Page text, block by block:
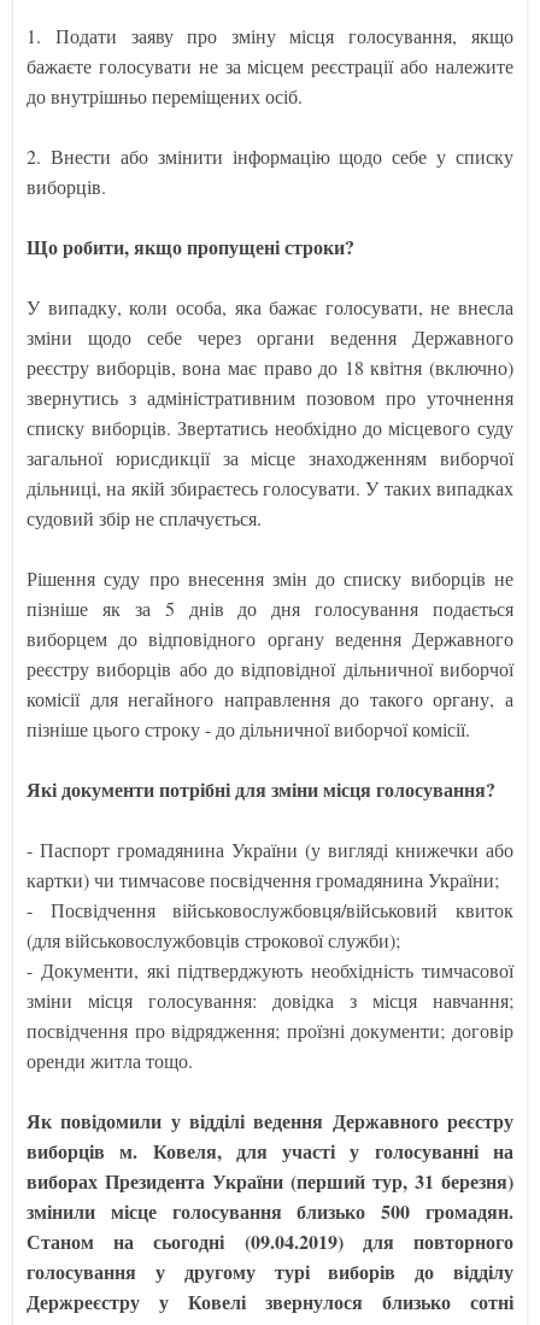
1. Подати заяву про зміну місця голосування, якщо
бажаєте голосувати не за місцем реєстрації або належите
до внутрішньо переміщених осіб.
2. Внести або змінити інформацію щодо себе у списку
виборців.
Що робити, якщо пропущені строки?
У випадку, коли особа, яка бажає голосувати, не внесла
зміни щодо себе через органи ведення Державного
реєстру виборців, вона має право до 18 квітня (включно)
звернутись з адміністративним позовом про уточнення
списку виборців. Звертатись необхідно до місцевого суду
загальної юрисдикції за місце знаходженням виборчої
дільниці, на якій збираєтесь голосувати. У таких випадках
судовий збір не сплачується.
Рішення суду про внесення змін до списку виборців не
пізніше як за 5 днів до дня голосування подається
виборцем до відповідного органу ведення Державного
реєстру виборців або до відповідної дільничної виборчої
комісії для негайного направлення до такого органу, а
пізніше цього строку - до дільничної виборчої комісії.
Які документи потрібні для зміни місця голосування?
- Паспорт громадянина України (у вигляді книжечки або
картки) чи тимчасове посвідчення громадянина України;
- Посвідчення військовослужбовця/військовий квиток
(для військовослужбовців строкової служби);
- Документи, які підтверджують необхідність тимчасової
зміни місця голосування: довідка з місця навчання;
посвідчення про відрядження; проїзні документи; договір
оренди житла тощо.
Як повідомили у відділі ведення Державного реєстру
виборців м. Ковеля, для участі у голосуванні на
виборах Президента України (перший тур, 31 березня)
змінили місце голосування близько 500 громадян.
Станом на сьогодні (09.04.2019) для повторного
голосування у другому турі виборів до відділу
Держреєстру у Ковелі звернулося близько сотні